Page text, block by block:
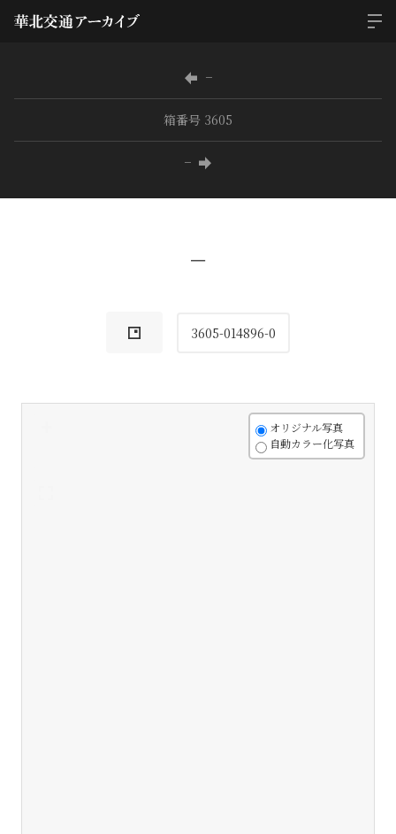
−
箱番号 3605
−
−
3605-014896-0
オリジナル写真
自動カラー化写真